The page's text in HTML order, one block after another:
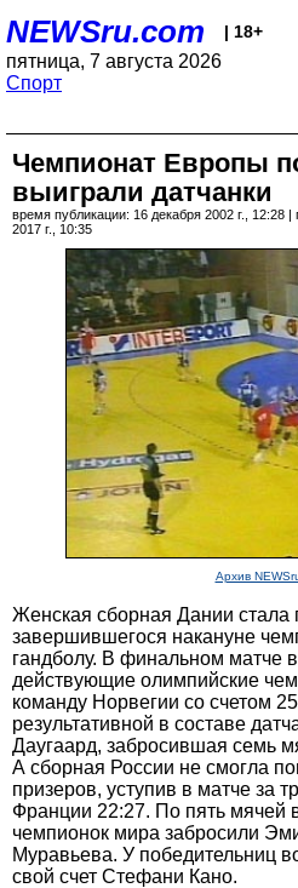
NEWSru.com | 18+
пятница, 7 августа 2026
Спорт
Чемпионат Европы
выиграли датчанки
время публикации: 16 декабря 2002 г., 12:28
2017 г., 10:35
Архив
Женская сборная Дании стала
завершившегося накануне
гандболу. В финальном матче
действующие олимпийские
команду Норвегии со счетом
результативной в составе
Даугаард, забросившая семь
А сборная России не смогла
призеров, уступив в матче за
Франции 22:27. По пять мячей
чемпионок мира забросили
Муравьева. У победительниц
свой счет Стефани Кано.